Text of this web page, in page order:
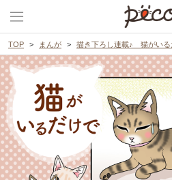
TOP まんが 描き下ろし連載♪ 猫がいる